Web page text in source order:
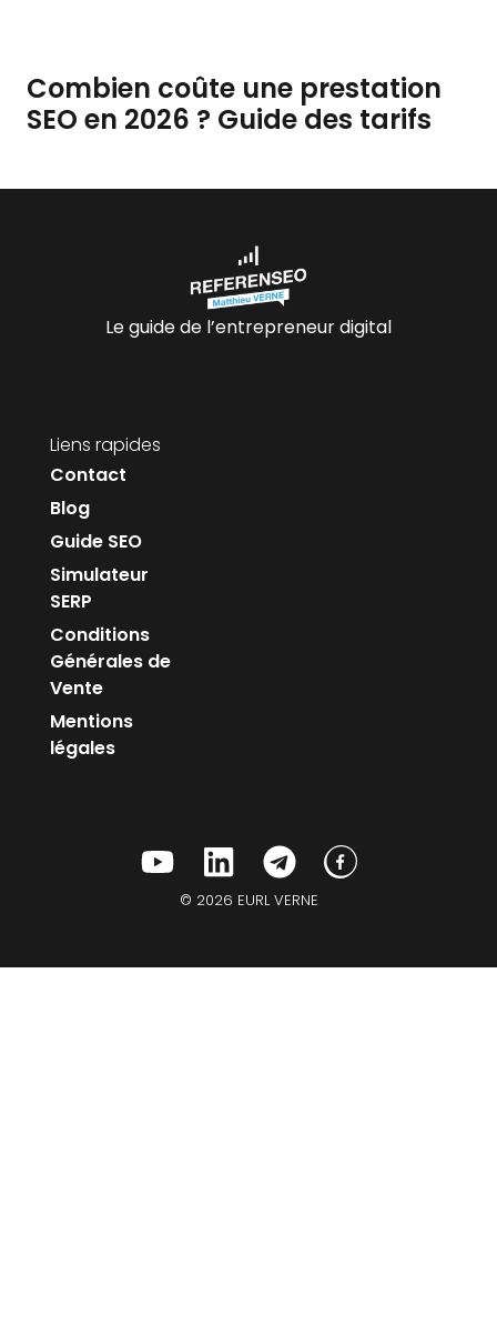
Combien coûte une prestation
SEO en 2026 ? Guide des tarifs
Le guide de l’entrepreneur digital
Liens rapides
Contact
Blog
Guide SEO
Simulateur
SERP
Conditions
Générales de
Vente
Mentions
légales
© 2026 EURL VERNE